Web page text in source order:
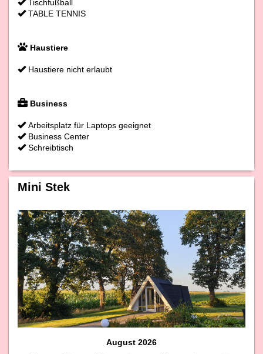
Tischfußball
TABLE TENNIS
Haustiere
Haustiere nicht erlaubt
Business
Arbeitsplatz für Laptops geeignet
Business Center
Schreibtisch
Mini Stek
Previous Next
August 2026